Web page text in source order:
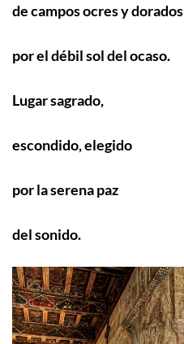
de campos ocres y dorados
por el débil sol del ocaso.
Lugar sagrado,
escondido, elegido
por la serena paz
del sonido.